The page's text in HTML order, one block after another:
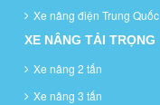
Xe nâng điện Trung Quốc
XE NÂNG TẢI TRỌNG
Xe nâng 2 tấn
Xe nâng 3 tấn